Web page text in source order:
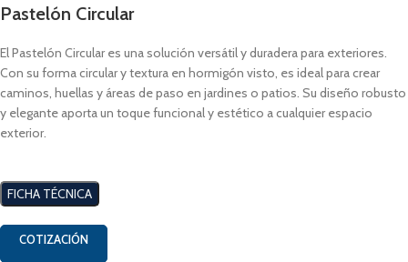
Pastelón Circular
El Pastelón Circular es una solución versátil y duradera para exteriores.
Con su forma circular y textura en hormigón visto, es ideal para crear
caminos, huellas y áreas de paso en jardines o patios. Su diseño robusto
y elegante aporta un toque funcional y estético a cualquier espacio
exterior.
FICHA TÉCNICA
COTIZACIÓN